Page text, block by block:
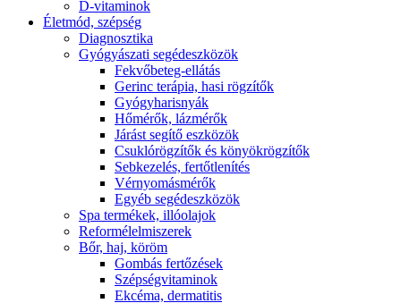
D-vitaminok
Életmód, szépség
Diagnosztika
Gyógyászati segédeszközök
Fekvőbeteg-ellátás
Gerinc terápia, hasi rögzítők
Gyógyharisnyák
Hőmérők, lázmérők
Járást segítő eszközök
Csuklórögzítők és könyökrögzítők
Sebkezelés, fertőtlenítés
Vérnyomásmérők
Egyéb segédeszközök
Spa termékek, illóolajok
Reformélelmiszerek
Bőr, haj, köröm
Gombás fertőzések
Szépségvitaminok
Ekcéma, dermatitis